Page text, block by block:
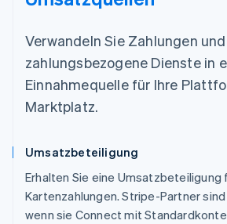
Verwandeln Sie Zahlungen und
zahlungsbezogene Dienste in
Einnahmequelle für Ihre
Marktplatz.
Umsatzbeteiligung
Erhalten Sie eine Umsatzbeteiligung
Kartenzahlungen. Stripe-Partner
wenn sie Connect mit